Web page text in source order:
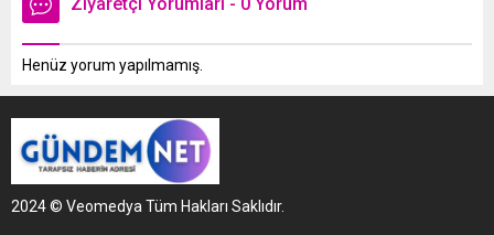
Ziyaretçi Yorumları - 0 Yorum
Henüz yorum yapılmamış.
2024 © Veomedya Tüm Hakları Saklıdır.